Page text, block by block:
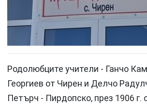
Родолюбците учители - Ганчо
Георгиев от Чирен и Делчо
Петърч - Пирдопско, през 1906 г.